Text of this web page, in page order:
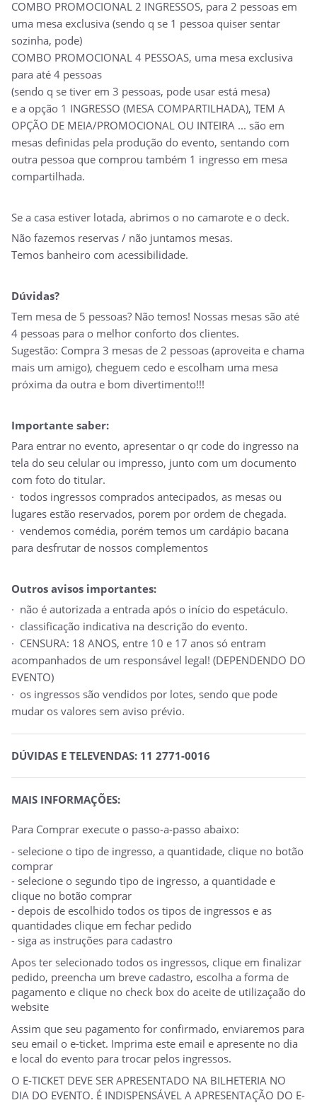
COMBO PROMOCIONAL 2 INGRESSOS, para 2 pessoas em
uma mesa exclusiva (sendo q se 1 pessoa quiser sentar
sozinha, pode)
COMBO PROMOCIONAL 4 PESSOAS, uma mesa exclusiva
para até 4 pessoas
(sendo q se tiver em 3 pessoas, pode usar está mesa)
e a opção 1 INGRESSO (MESA COMPARTILHADA), TEM A
OPÇÃO DE MEIA/PROMOCIONAL OU INTEIRA ... são em
mesas definidas pela produção do evento, sentando com
outra pessoa que comprou também 1 ingresso em mesa
compartilhada.
Se a casa estiver lotada, abrimos o no camarote e o deck.
Não fazemos reservas / não juntamos mesas.
Temos banheiro com acessibilidade.
Dúvidas?
Tem mesa de 5 pessoas? Não temos! Nossas mesas são até
4 pessoas para o melhor conforto dos clientes.
Sugestão: Compra 3 mesas de 2 pessoas (aproveita e chama
mais um amigo), cheguem cedo e escolham uma mesa
próxima da outra e bom divertimento!!!
Importante saber:
Para entrar no evento, apresentar o qr code do ingresso na
tela do seu celular ou impresso, junto com um documento
com foto do titular.
· todos ingressos comprados antecipados, as mesas ou
lugares estão reservados, porem por ordem de chegada.
· vendemos comédia, porém temos um cardápio bacana
para desfrutar de nossos complementos
Outros avisos importantes:
· não é autorizada a entrada após o início do espetáculo.
· classificação indicativa na descrição do evento.
· CENSURA: 18 ANOS, entre 10 e 17 anos só entram
acompanhados de um responsável legal! (DEPENDENDO DO
EVENTO)
· os ingressos são vendidos por lotes, sendo que pode
mudar os valores sem aviso prévio.
DÚVIDAS E TELEVENDAS: 11 2771-0016
MAIS INFORMAÇÕES:
Para Comprar execute o passo-a-passo abaixo:
- selecione o tipo de ingresso, a quantidade, clique no botão
comprar
- selecione o segundo tipo de ingresso, a quantidade e
clique no botão comprar
- depois de escolhido todos os tipos de ingressos e as
quantidades clique em fechar pedido
- siga as instruções para cadastro
Apos ter selecionado todos os ingressos, clique em finalizar
pedido, preencha um breve cadastro, escolha a forma de
pagamento e clique no check box do aceite de utilizaçaão do
website
Assim que seu pagamento for confirmado, enviaremos para
seu email o e-ticket. Imprima este email e apresente no dia
e local do evento para trocar pelos ingressos.
O E-TICKET DEVE SER APRESENTADO NA BILHETERIA NO
DIA DO EVENTO. É INDISPENSÁVEL A APRESENTAÇÃO DO E-